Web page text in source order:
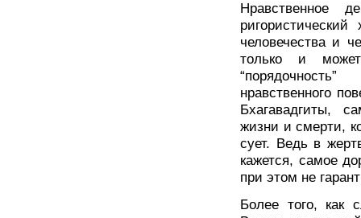
Нравственное
человечества и
только и может
нравственного
Бхагавадгиты,
жизни и смерти,
сует. Ведь в
кажется, самое
при этом не
Более того, как